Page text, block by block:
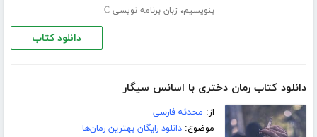
بنویسیم، زبان برنامه نویسی C
دانلود کتاب
دانلود کتاب رمان دختری با اسانس سیگار
از: محدثه فارسی
موضوع:دانلود رایگان بهترین رمان‌ها